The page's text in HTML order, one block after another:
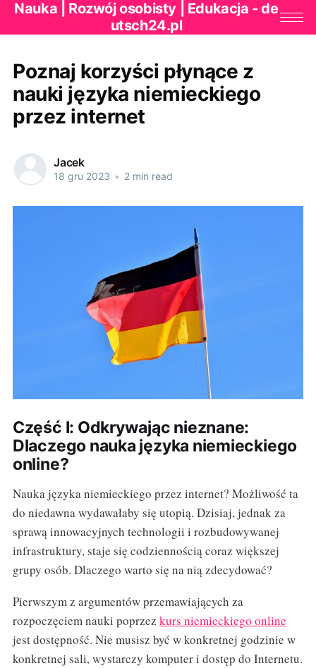
Nauka | Rozwój osobisty | Edukacja - de
utsch24.pl
Poznaj korzyści płynące z
nauki języka niemieckiego
przez internet
Jacek
18 gru 2023 • 2 min read
Część I: Odkrywając nieznane:
Dlaczego nauka języka niemieckiego
online?
Nauka języka niemieckiego przez internet? Możliwość ta
do niedawna wydawałaby się utopią. Dzisiaj, jednak za
sprawą innowacyjnych technologii i rozbudowywanej
infrastruktury, staje się codziennością coraz większej
grupy osób. Dlaczego warto się na nią zdecydować?
Pierwszym z argumentów przemawiających za
rozpoczęciem nauki poprzez kurs niemieckiego online
jest dostępność. Nie musisz być w konkretnej godzinie w
konkretnej sali, wystarczy komputer i dostęp do Internetu.